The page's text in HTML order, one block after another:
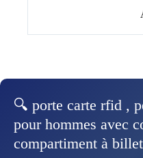
🔍 porte carte rfid ,
pour hommes avec
compartiment à